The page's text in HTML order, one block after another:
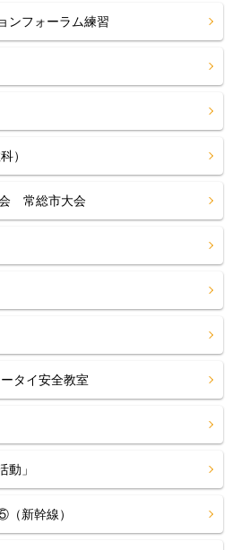
フォーラム練習
）
常総市大会
タイ安全教室
」
新幹線）